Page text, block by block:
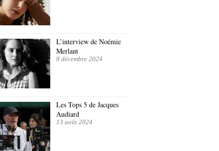
L’interview de Noémie
Merlant
8 décembre 2024
Les Tops 5 de Jacques
Audiard
13 août 2024